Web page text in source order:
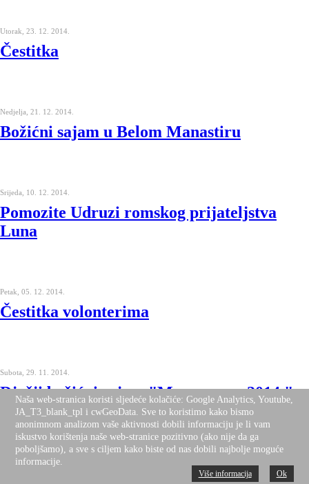
Utorak, 23. 12. 2014.
Čestitka
Nedjelja, 21. 12. 2014.
Božićni sajam u Belom Manastiru
Srijeda, 10. 12. 2014.
Pomozite Udruzi romskog prijateljstva
Luna
Petak, 05. 12. 2014.
Čestitka volonterima
Subota, 29. 11. 2014.
Dječji božićni sajam "Mravomraz 2014."
Nedjelja, 13. 07. 2014.
Udarni dan baranjskih folkloraša
Naša web-stranica koristi sljedeće kolačiće: Google Analytics, Youtube,
JA_T3_blank_tpl i cwGeoData. Sve to koristimo kako bismo
anonimnom analizom vaše aktivnosti dobili informaciju je li vam
iskustvo korištenja naše web-stranice pozitivno (ako nije da ga
poboljšamo), a sve s ciljem kako biste od nas dobili najbolje moguće
informacije.
Više informacija Ok